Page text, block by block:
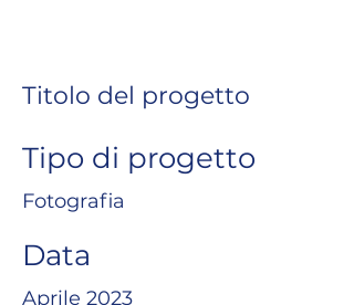
Titolo del progetto
Tipo di progetto
Fotografia
Data
Aprile 2023